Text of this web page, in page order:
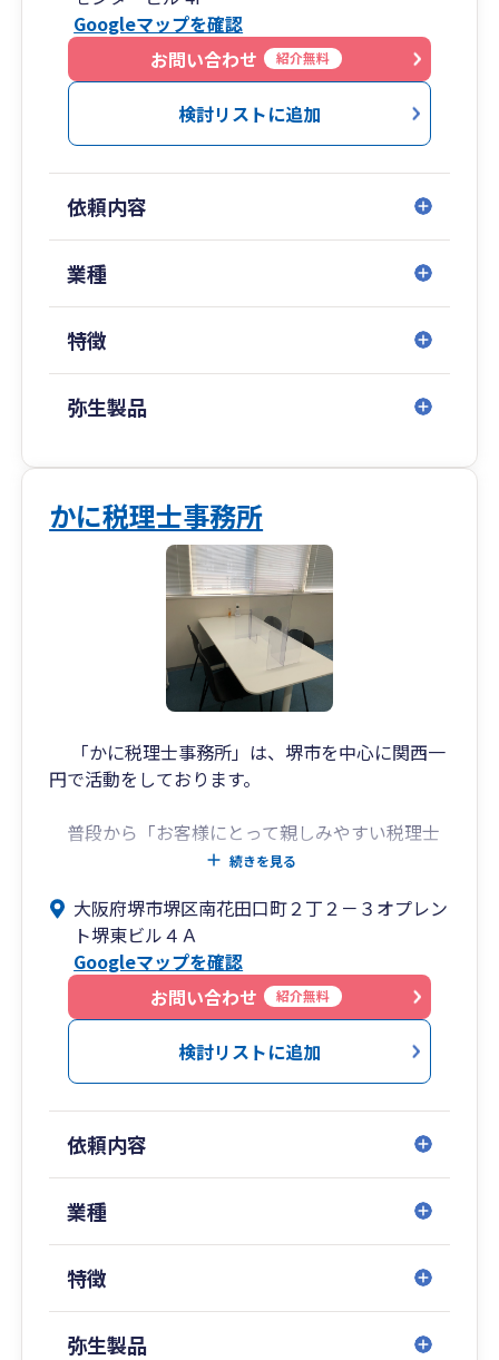
米本合同税理士法人 堺事務所は令和6年1月に、堺
市堺区でスタートいたしました。
米本合同税理士法人の創業の地である岸和田事務
所、グランフロント大阪に事務所を構える大阪事
務所につづき、大阪府内で３つめの拠点となりま
交通アクセスの良い南海本線堺駅直結徒歩1分の
ポルタスセンタービル4Fにて事務所を開設し、他
の事務所と緊密に連携しながら、大阪府泉州地域
堺事務所では、税理士・公認会計士・社会保険労
務士等をはじめとする有資格者を中心とした約30
人・個人に対するトータルサービスを実施してお
ります。
また、在籍するスタッフはファイナンシャルプラ
ンナーとして保険・金融商品の具体的な提案がで
きる者、医業・IT・その他特定業種に深度ある知
見を有する者、M&Aや組織再編に強みを持つ者な
ど、豊かな経験と幅広い実績を有する者が多数在
題を解決できるよう日夜研鑽しております。
新性のある総合税務サービスをご用意しておりま
すので、どうぞお気軽にご相談ください。
Googleマップを確認
お問い合わせ
紹介無料
検討リストに追加
依頼内容
業種
特徴
弥生製品
かに税理士事務所
「かに税理士事務所」は、堺市を中心に関西一
円で活動をしております。
普段から「お客様にとって親しみやすい税理士
でありたい」と思い、日々仕事に従事をしており
金に関することにつきましては我々におまかせい
ただくことで、経営者の皆様が税金の心配をする
ことなく、ご自身の事業に集中できるような環境
を整えていただくことを心がけております。
おかげさまで、開業時に1件だった顧客先も、
開業後3年余り経った今では数十倍の規模にな
く、多くのお客様に、自身の仕事に対する心がけ
を支持をいただけているものと日々感謝しており
ます。
るよう、精一杯努めてまいりますので、どうぞお
気軽にご相談ください。
続きを見る
大阪府堺市堺区南花田口町２丁２－３オプレン
ト堺東ビル４Ａ
Googleマップを確認
お問い合わせ
紹介無料
検討リストに追加
依頼内容
業種
特徴
弥生製品